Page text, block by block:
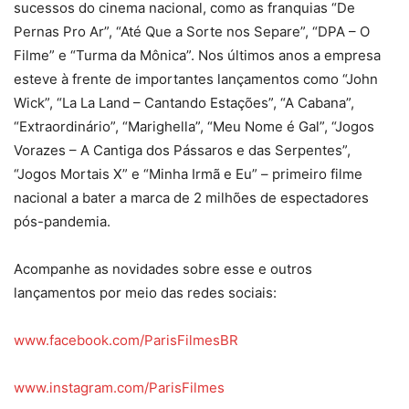
sucessos do cinema nacional, como as franquias “De
Pernas Pro Ar”, “Até Que a Sorte nos Separe”, “DPA – O
Filme” e “Turma da Mônica”. Nos últimos anos a empresa
esteve à frente de importantes lançamentos como “John
Wick”, “La La Land – Cantando Estações”, “A Cabana”,
“Extraordinário”, “Marighella”, “Meu Nome é Gal”, “Jogos
Vorazes – A Cantiga dos Pássaros e das Serpentes”,
“Jogos Mortais X” e “Minha Irmã e Eu” – primeiro filme
nacional a bater a marca de 2 milhões de espectadores
pós-pandemia.
Acompanhe as novidades sobre esse e outros
lançamentos por meio das redes sociais:
www.facebook.com/ParisFilmesBR
www.instagram.com/ParisFilmes